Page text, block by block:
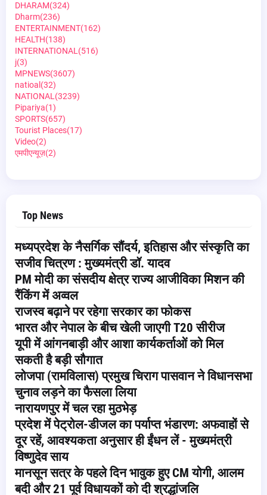
DHARAM(324)
Dharm(236)
ENTERTAINMENT(162)
HEALTH(138)
INTERNATIONAL (516)
j(3)
MPNEWS(3607)
natioal (32)
NATIONAL (3239)
Pipariya(1)
SPORTS(657)
Tourist Places(17)
Video(2)
एमपीएन्यूज़(2)
Top News
मध्यप्रदेश के नैसर्गिक सौंदर्य, इतिहास और संस्कृति का
सजीव चित्रण : मुख्यमंत्री डॉ. यादव
PM मोदी का संसदीय क्षेत्र राज्य आजीविका मिशन की
रैंकिंग में अव्वल
राजस्व बढ़ाने पर रहेगा सरकार का फोकस
भारत और नेपाल के बीच खेली जाएगी T20 सीरीज
यूपी में आंगनबाड़ी और आशा कार्यकर्ताओं को मिल
सकती है बड़ी सौगात
लोजपा (रामविलास) प्रमुख चिराग पासवान ने विधानसभा
चुनाव लड़ने का फैसला लिया
नारायणपुर में चल रहा मुठभेड़
प्रदेश में पेट्रोल-डीजल का पर्याप्त भंडारण: अफवाहों से
दूर रहें, आवश्यकता अनुसार ही ईंधन लें - मुख्यमंत्री
विष्णुदेव साय
मानसून सत्र के पहले दिन भावुक हुए CM योगी, आलम
बदी और 21 पूर्व विधायकों को दी श्रद्धांजलि